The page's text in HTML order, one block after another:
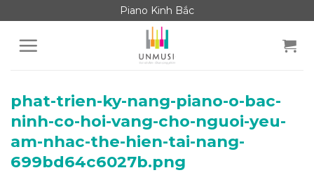
to
content
Piano Kinh Bắc
phat-trien-ky-nang-piano-o-bac-
ninh-co-hoi-vang-cho-nguoi-yeu-
am-nhac-the-hien-tai-nang-
699bd64c6027b.png